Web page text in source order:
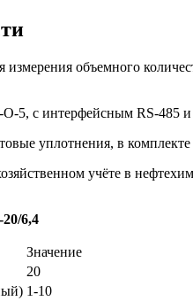
объемного
5, с интерфейсным RS-485
уплотнения, в
учёте в
6,4
Значение
20
1-10